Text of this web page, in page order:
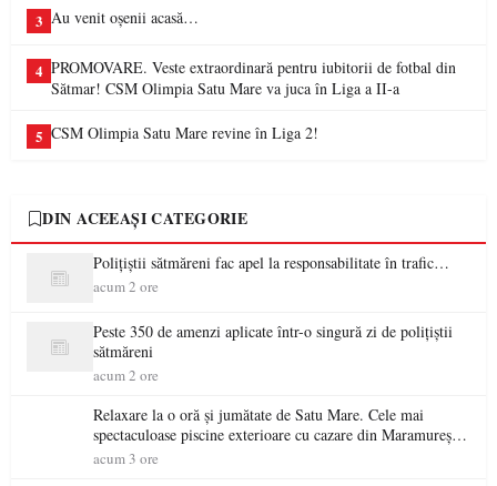
3 Au venit oșenii acasă…
4 PROMOVARE. Veste extraordinară pentru iubitorii de fotbal din
Sătmar! CSM Olimpia Satu Mare va juca în Liga a II-a
5 CSM Olimpia Satu Mare revine în Liga 2!
DIN ACEEAȘI CATEGORIE
Polițiștii sătmăreni fac apel la responsabilitate în trafic…
acum 2 ore
Peste 350 de amenzi aplicate într-o singură zi de polițiștii
sătmăreni
acum 2 ore
Relaxare la o oră și jumătate de Satu Mare. Cele mai
spectaculoase piscine exterioare cu cazare din Maramureș,
ideale pentru o escapadă de vară
acum 3 ore